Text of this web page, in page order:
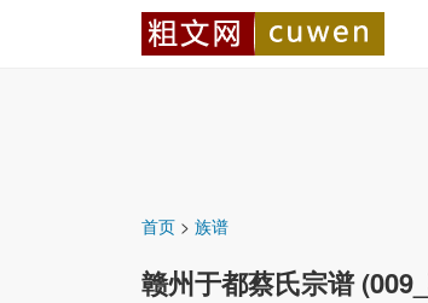
首页 > 族谱
赣州于都蔡氏宗谱